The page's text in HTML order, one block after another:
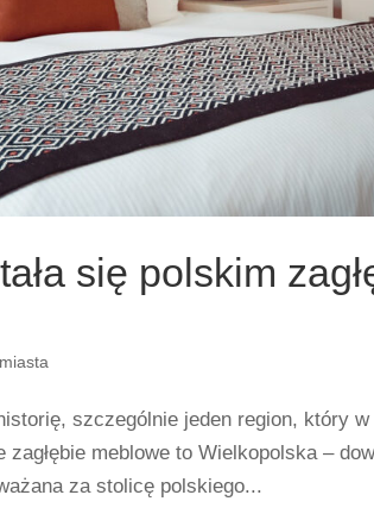
się polskim
szczególnie jeden region, który
meblowe to Wielkopolska –
za stolicę polskiego...